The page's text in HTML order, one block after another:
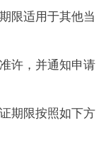
限适用于其他当
许，并通知申请
期限按照如下方